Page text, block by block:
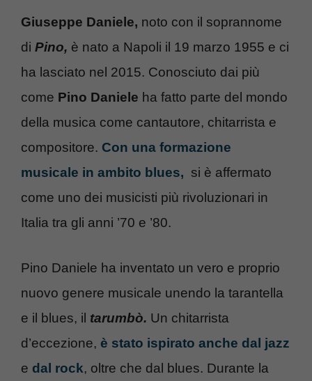
Giuseppe Daniele, noto con il soprannome
di Pino, è nato a Napoli il 19 marzo 1955 e ci
ha lasciato nel 2015. Conosciuto dai più
come Pino Daniele ha fatto parte del mondo
della musica come cantautore, chitarrista e
compositore. Con una formazione
musicale in ambito blues, si è affermato
come uno dei musicisti più rivoluzionari in
Italia tra gli anni ’70 e ’80.
Pino Daniele ha inventato un vero e proprio
nuovo genere musicale unendo la tarantella
e il blues, il tarumbò. Un chitarrista
d’eccezione, è stato ispirato anche dal jazz
e dal rock, oltre che dal blues. Durante la